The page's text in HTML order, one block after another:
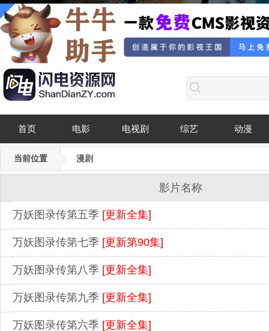
首页 电影 电视剧 综艺 动漫
当前位置 漫剧
影片名称
万妖图录传第五季 [更新全集]
万妖图录传第七季 [更新第90集]
万妖图录传第八季 [更新全集]
万妖图录传第九季 [更新全集]
万妖图录传第六季 [更新全集]